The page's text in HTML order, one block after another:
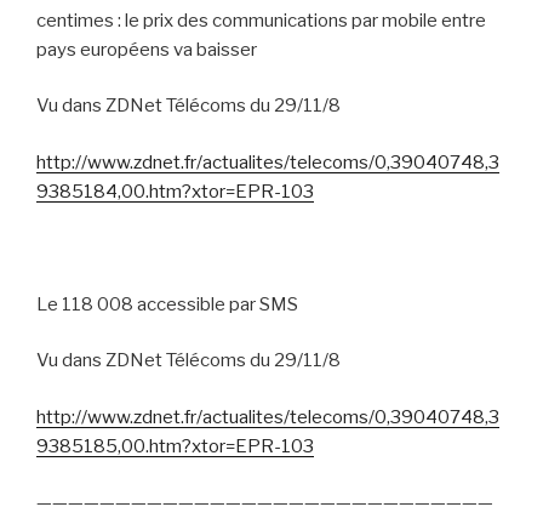
centimes : le prix des communications par mobile entre
pays européens va baisser
Vu dans ZDNet Télécoms du 29/11/8
http://www.zdnet.fr/actualites/telecoms/0,39040748,3
9385184,00.htm?xtor=EPR-103
Le 118 008 accessible par SMS
Vu dans ZDNet Télécoms du 29/11/8
http://www.zdnet.fr/actualites/telecoms/0,39040748,3
9385185,00.htm?xtor=EPR-103
—————————————————————————————